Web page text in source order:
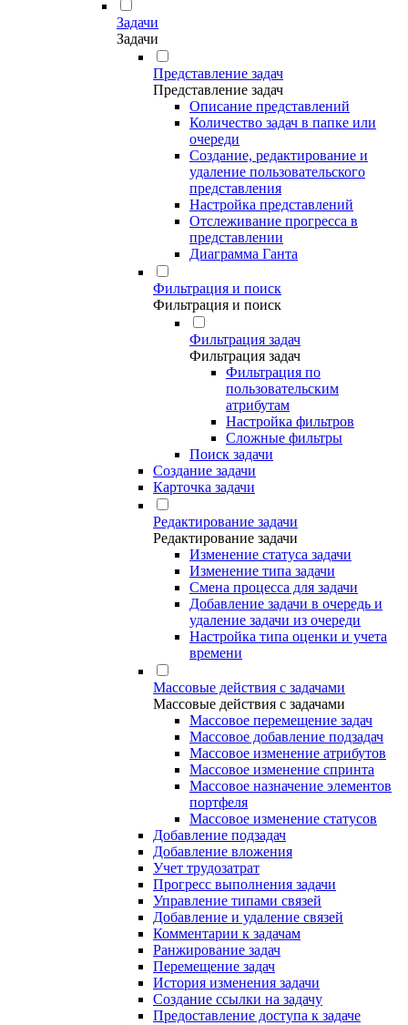
Задачи
Задачи
Представление задач
Представление задач
Описание представлений
Количество задач в папке или
очереди
Создание, редактирование и
удаление пользовательского
представления
Настройка представлений
Отслеживание прогресса в
представлении
Диаграмма Ганта
Фильтрация и поиск
Фильтрация и поиск
Фильтрация задач
Фильтрация задач
Фильтрация по
пользовательским
атрибутам
Настройка фильтров
Сложные фильтры
Поиск задачи
Создание задачи
Карточка задачи
Редактирование задачи
Редактирование задачи
Изменение статуса задачи
Изменение типа задачи
Смена процесса для задачи
Добавление задачи в очередь и
удаление задачи из очереди
Настройка типа оценки и учета
времени
Массовые действия с задачами
Массовые действия с задачами
Массовое перемещение задач
Массовое добавление подзадач
Массовое изменение атрибутов
Массовое изменение спринта
Массовое назначение элементов
портфеля
Массовое изменение статусов
Добавление подзадач
Добавление вложения
Учет трудозатрат
Прогресс выполнения задачи
Управление типами связей
Добавление и удаление связей
Комментарии к задачам
Ранжирование задач
Перемещение задач
История изменения задачи
Создание ссылки на задачу
Предоставление доступа к задаче